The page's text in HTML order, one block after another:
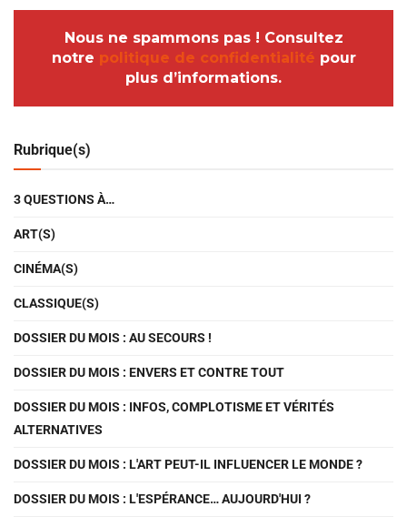
Nous ne spammons pas ! Consultez
notre politique de confidentialité pour
plus d’informations.
Rubrique(s)
3 QUESTIONS À…
ART(S)
CINÉMA(S)
CLASSIQUE(S)
DOSSIER DU MOIS : AU SECOURS !
DOSSIER DU MOIS : ENVERS ET CONTRE TOUT
DOSSIER DU MOIS : INFOS, COMPLOTISME ET VÉRITÉS
ALTERNATIVES
DOSSIER DU MOIS : L'ART PEUT-IL INFLUENCER LE MONDE ?
DOSSIER DU MOIS : L'ESPÉRANCE… AUJOURD'HUI ?